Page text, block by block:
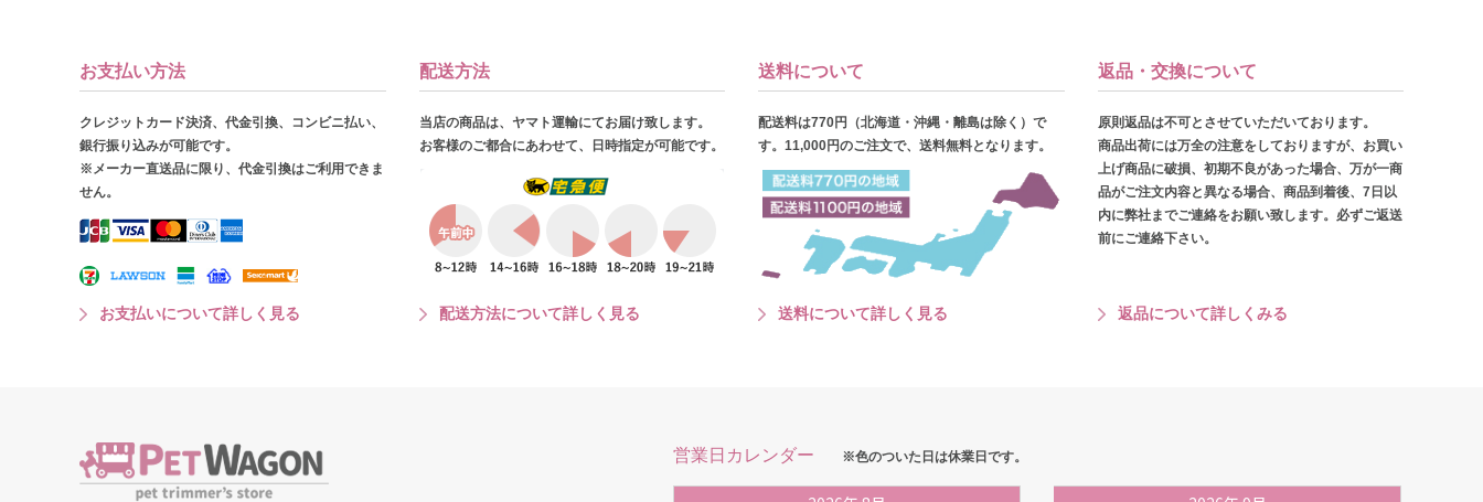
お支払い方法
クレジットカード決済、代金引換、コンビニ払い、
銀行振り込みが可能です。
※メーカー直送品に限り、代金引換はご利用できま
せん。
お支払いについて詳しく見る
配送方法
当店の商品は、ヤマト運輸にてお届け致します。
お客様のご都合にあわせて、日時指定が可能です。
配送方法について詳しく見る
送料について
配送料は770円（北海道・沖縄・離島は除く）で
す。11,000円のご注文で、送料無料となります。
送料について詳しく見る
返品・交換について
原則返品は不可とさせていただいております。
商品出荷には万全の注意をしておりますが、お買い
上げ商品に破損、初期不良があった場合、万が一商
品がご注文内容と異なる場合、商品到着後、7日以
内に弊社までご連絡をお願い致します。必ずご返送
前にご連絡下さい。
返品について詳しくみる
営業日カレンダー ※色のついた日は休業日です。